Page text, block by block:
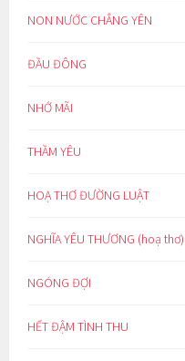
NON NƯỚC CHẲNG YÊN
ĐẦU ĐÔNG
NHỚ MÃI
THẦM YÊU
HOẠ THƠ ĐƯỜNG LUẬT
NGHĨA YÊU THƯƠNG (hoạ thơ)
NGÓNG ĐỢI
HẾT ĐẬM TÌNH THU